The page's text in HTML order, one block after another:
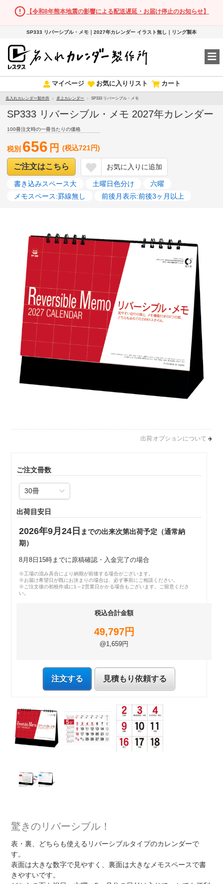
【令和8年熊本地震の影響による配送遅延・お届け停止のお知らせ】
SP333 リバーシブル・メモ｜2027年カレンダー イラスト無し｜リング製本
マイページ お気に入りリスト カート
名入れカレンダー製作所 卓上カレンダー SP333 リバーシブル・メモ
SP333 リバーシブル・メモ 2027年カレンダー
100冊注文時の一冊当たりの価格
税別 656 円 (税込721円)
ご注文はこちら お気に入りに追加
書き込みスペース大 土曜日色分け
六曜
メモスペース:罫線無し
前後月表示:前後3ヶ月以上
出荷オプションについて
ご注文冊数
出荷目安日
2026年9月24日 までの出来次第出荷予定（通常納
期）
8月8日15時までに原稿確認・入金完了の場合
※工場の混み具合により納期が前後する場合がございます。
※お届け希望日が既にお決まりの場合は、必ず事前にご相談ください。
※ご注文後の初校作成に1～2営業日かかる場合もございます。ご留意くださ
い。
税込合計金額
49,797円
@1,659円
注文する 見積もり依頼する
驚きのリバーシブル！
表・裏、どちらも使えるリバーシブルタイプのカレンダーで
す。
表面は大きな数字で見やすく、裏面は大きなメモスペースで書
きやすいです。